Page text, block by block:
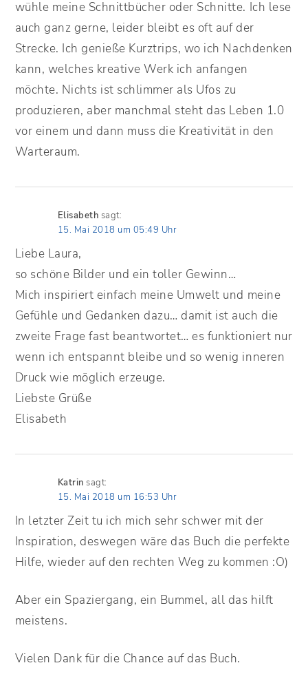
wühle meine Schnittbücher oder Schnitte. Ich lese
auch ganz gerne, leider bleibt es oft auf der
Strecke. Ich genieße Kurztrips, wo ich Nachdenken
kann, welches kreative Werk ich anfangen
möchte. Nichts ist schlimmer als Ufos zu
produzieren, aber manchmal steht das Leben 1.0
vor einem und dann muss die Kreativität in den
Warteraum.
Elisabeth sagt:
15. Mai 2018 um 05:49 Uhr
Liebe Laura,
so schöne Bilder und ein toller Gewinn…
Mich inspiriert einfach meine Umwelt und meine
Gefühle und Gedanken dazu… damit ist auch die
zweite Frage fast beantwortet… es funktioniert nur
wenn ich entspannt bleibe und so wenig inneren
Druck wie möglich erzeuge.
Liebste Grüße
Elisabeth
Katrin sagt:
15. Mai 2018 um 16:53 Uhr
In letzter Zeit tu ich mich sehr schwer mit der
Inspiration, deswegen wäre das Buch die perfekte
Hilfe, wieder auf den rechten Weg zu kommen :O)
Aber ein Spaziergang, ein Bummel, all das hilft
meistens.
Vielen Dank für die Chance auf das Buch.